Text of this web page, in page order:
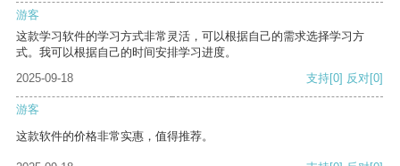
游客
这款学习软件的学习方式非常灵活，可以根据自己的需求选择学习方
式。我可以根据自己的时间安排学习进度。
2025-09-18
支持[0] 反对[0]
游客
这款软件的价格非常实惠，值得推荐。